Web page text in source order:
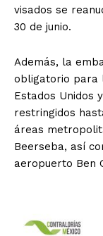
visados se
30 de junio.
Además, la
obligatorio para
Estados Unidos
restringidos
áreas
Beerseba, así
aeropuerto Ben